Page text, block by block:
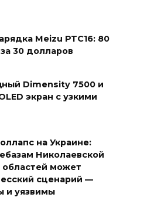
Meizu PTC16: 80
30 долларов
Dimensity 7500 и
экран с узкими
на Украине:
Николаевской
областей может
сценарий —
и уязвимы